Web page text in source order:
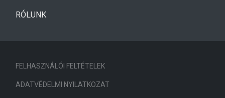
RÓLUNK
FELHASZNÁLÓI FELTÉTELEK
ADATVÉDELMI NYILATKOZAT